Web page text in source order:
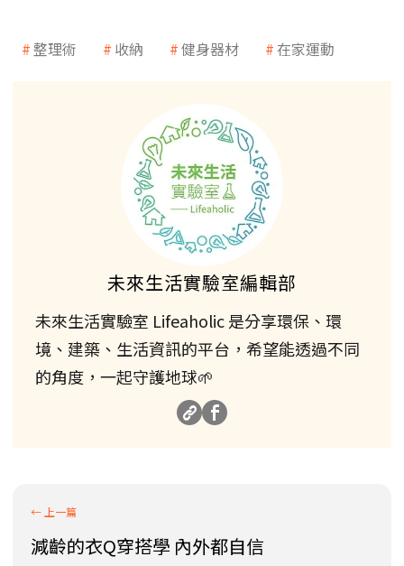
整理術 收納 健身器材 在家運動
未來生活實驗室編輯部
未來生活實驗室 Lifeaholic 是分享環保、環
境、建築、生活資訊的平台，希望能透過不同
的角度，一起守護地球🌱
減齡的衣Q穿搭學 內外都自信